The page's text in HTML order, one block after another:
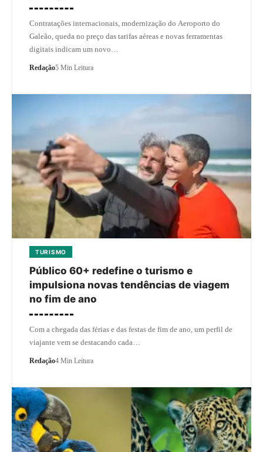
Contratações internacionais, modernização do Aeroporto do
Galeão, queda no preço das tarifas aéreas e novas ferramentas
digitais indicam um novo…
Redação5 Min Leitura
TURISMO
Público 60+ redefine o turismo e
impulsiona novas tendências de viagem
no fim de ano
Com a chegada das férias e das festas de fim de ano, um perfil de
viajante vem se destacando cada…
Redação4 Min Leitura